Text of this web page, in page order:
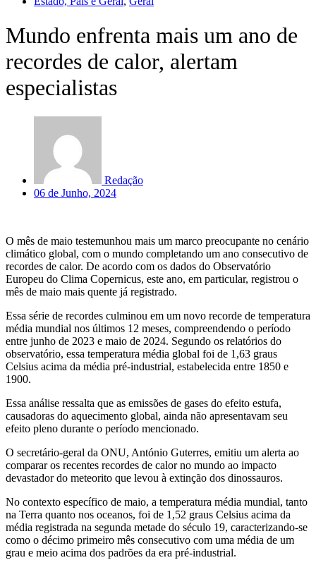
Mundo enfrenta mais um ano de
recordes de calor, alertam
especialistas
Redação
06 de Junho, 2024
O mês de maio testemunhou mais um marco preocupante no cenário
climático global, com o mundo completando um ano consecutivo de
recordes de calor. De acordo com os dados do Observatório
Europeu do Clima Copernicus, este ano, em particular, registrou o
mês de maio mais quente já registrado.
Essa série de recordes culminou em um novo recorde de temperatura
média mundial nos últimos 12 meses, compreendendo o período
entre junho de 2023 e maio de 2024. Segundo os relatórios do
observatório, essa temperatura média global foi de 1,63 graus
Celsius acima da média pré-industrial, estabelecida entre 1850 e
1900.
Essa análise ressalta que as emissões de gases do efeito estufa,
causadoras do aquecimento global, ainda não apresentavam seu
efeito pleno durante o período mencionado.
O secretário-geral da ONU, António Guterres, emitiu um alerta ao
comparar os recentes recordes de calor no mundo ao impacto
devastador do meteorito que levou à extinção dos dinossauros.
No contexto específico de maio, a temperatura média mundial, tanto
na Terra quanto nos oceanos, foi de 1,52 graus Celsius acima da
média registrada na segunda metade do século 19, caracterizando-se
como o décimo primeiro mês consecutivo com uma média de um
grau e meio acima dos padrões da era pré-industrial.